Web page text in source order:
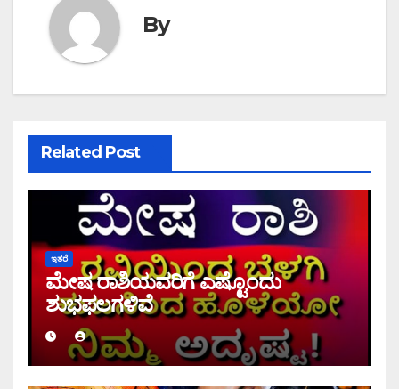
By
Related Post
ಇತರೆ
ಮೇಷ ರಾಶಿಯವರಿಗೆ ಎಷ್ಟೊಂದು
ಶುಭಫಲಗಳಿವೆ